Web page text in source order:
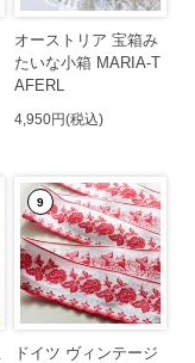
オーストリア 宝箱み
たいな小箱 MARIA-T
AFERL
4,950円(税込)
9
ドイツ ヴィンテージ